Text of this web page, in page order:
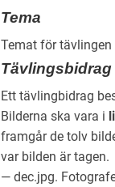
Tema
Temat för tävlingen
Tävlingsbidrag
Ett tävlingbidrag
Bilderna ska vara i
framgår de tolv
var bilden är
— dec.jpg.